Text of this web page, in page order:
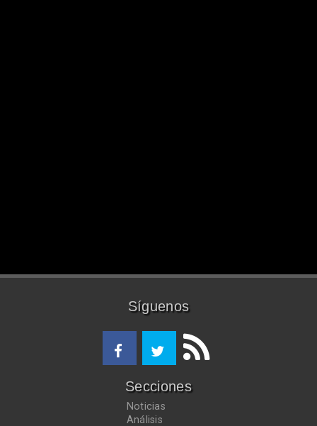
Síguenos
Secciones
Noticias
Análisis